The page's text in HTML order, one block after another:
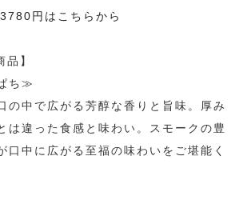
円はこちらから
品】
ち≫
の中で広がる芳醇な香りと旨味。厚み
は違った食感と味わい。スモークの豊
口中に広がる至福の味わいをご堪能く